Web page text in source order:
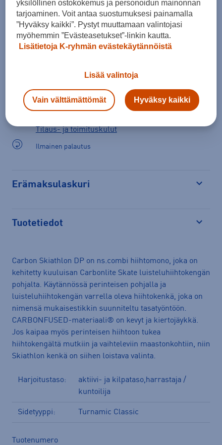
Tarkista saatavuus ja tilaa myymälästä
Tilaus- ja toimituskulut
Ilmainen palautus
Erämaksulaskuri
Tuotetiedot
Carbon Skiathlon DP on ns.combi hiihtomono, joka on
kehitetty kuuluisan Carbonlite Skate luisteluhiihtokengän
pohjalta. Käytännössä perinteisen pohjalla ja
luisteluhiihtokengän varrella oleva hiihtokenkä, joka on
nimensä mukaisestikkin suunniteltu tasatyöntöön.
CARBONFUSED-materiaali® on kevyt ja kiertojäykkä.
Jos kaipaa myös perinteisen hiihtoon tukea
hiihtokengältä mutkiin ja vaihteleviin maastonkohtiin, niin
Skiathlon kenkä on siihen loistava valinta.
Harjoitustaso:
aktiivi- ja kilpataso,harrastaja /
kuntoilija
Sidetyyppi: Turnamic Classic
Tuotenumero
yksilöllinen ostokokemus ja personoidun mainonnan
tarjoaminen. Voit antaa suostumuksesi painamalla
”Hyväksy kaikki”. Pystyt muuttamaan valintojasi
myöhemmin ”Evästeasetukset”-linkin kautta.
Lisätietoja K-ryhmän evästekäytännöistä
Lisää valintoja
Vain välttämättömät Hyväksy kaikki